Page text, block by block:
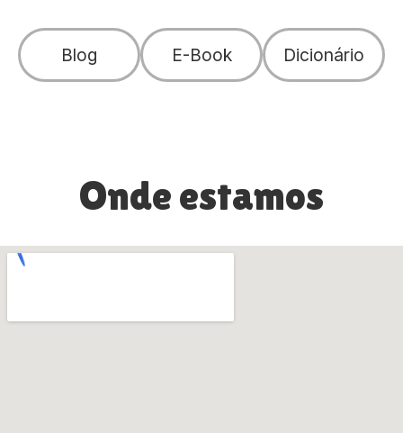
Blog E-Book Dicionário
Onde estamos